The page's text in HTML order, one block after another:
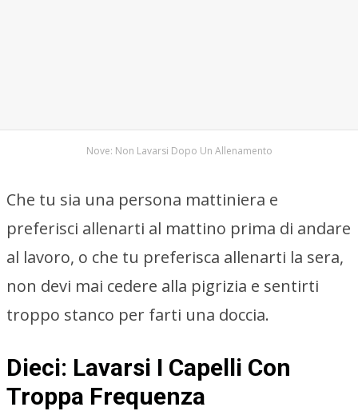
Nove: Non Lavarsi Dopo Un Allenamento
Che tu sia una persona mattiniera e
preferisci allenarti al mattino prima di andare
al lavoro, o che tu preferisca allenarti la sera,
non devi mai cedere alla pigrizia e sentirti
troppo stanco per farti una doccia.
Dieci: Lavarsi I Capelli Con
Troppa Frequenza